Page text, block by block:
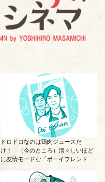
ドロドロなのは鶏肉ジュースだ
け！ （今のところ）清々しいほど
に友情モードな「ボーイフレンド」